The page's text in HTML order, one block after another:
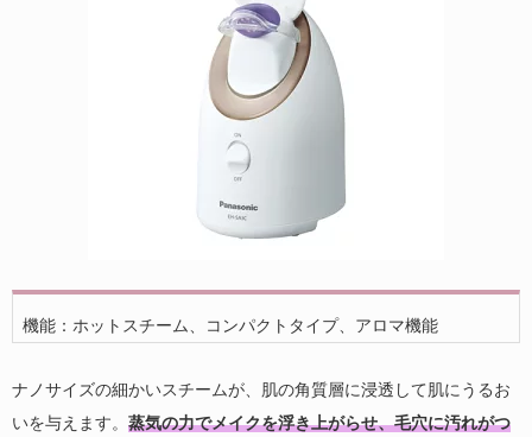
機能：ホットスチーム、コンパクトタイプ、アロマ機能
ナノサイズの細かいスチームが、肌の角質層に浸透して肌にうるお
いを与えます。 蒸気の力でメイクを浮き上がらせ、毛穴に汚れがつ